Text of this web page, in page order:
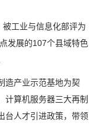
工业与信息化部评为
发展的107个县域特色
产业示范基地为契
计算机服务器三大再制
台人才引进政策，带领